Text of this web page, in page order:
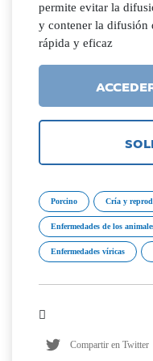
permite evitar la
y contener la difusión
rápida y eficaz
Porcino Cría y
Enfermedades de los
Enfermedades víricas
Compartir en Twitter